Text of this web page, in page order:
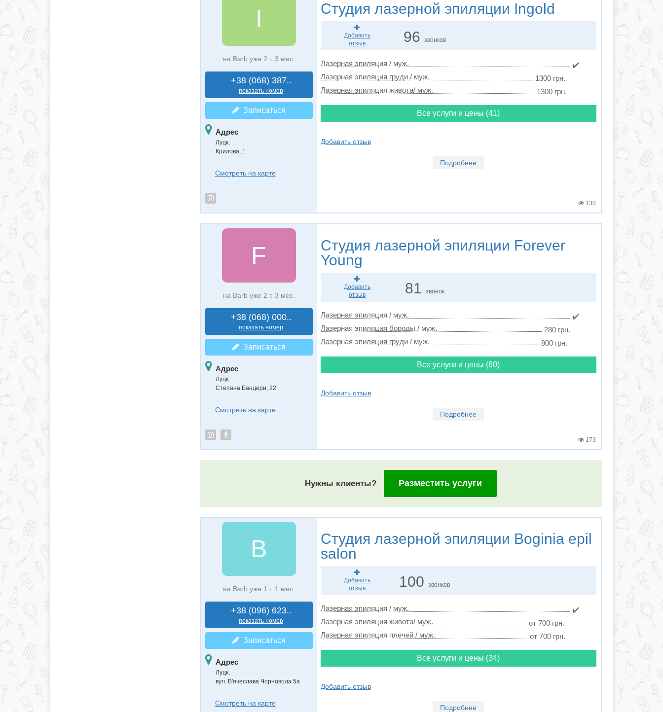
I
на Barb уже 2 г. 3 мес.
+38 (068) 387..
показать номер
Записаться
Адрес
Луцк,
Крилова, 1
Смотреть на карте
Студия лазерной эпиляции Ingold
Добавить
отзыв
96 звонков
Лазерная эпиляция / муж.
✔️
Лазерная эпиляция груди / муж.
1300 грн.
Лазерная эпиляция живота/ муж.
1300 грн.
Все услуги и цены (41)
Добавить отзыв
Подробнее
130
F
на Barb уже 2 г. 3 мес.
+38 (068) 000..
показать номер
Записаться
Адрес
Луцк,
Степана Бандери, 22
Смотреть на карте
Студия лазерной эпиляции Forever
Young
Добавить
отзыв
81 звонок
Лазерная эпиляция / муж.
✔️
Лазерная эпиляция бороды / муж.
280 грн.
Лазерная эпиляция груди / муж.
800 грн.
Все услуги и цены (60)
Добавить отзыв
Подробнее
173
Нужны клиенты? Разместить услуги
B
на Barb уже 1 г. 1 мес.
+38 (096) 623..
показать номер
Записаться
Адрес
Луцк,
вул. В'ячеслава Чорновола 5а
Смотреть на карте
Студия лазерной эпиляции Boginia epil
salon
Добавить
отзыв
100звонков
Лазерная эпиляция / муж.
✔️
Лазерная эпиляция живота/ муж.
от 700 грн.
Лазерная эпиляция плечей / муж.
от 700 грн.
Все услуги и цены (34)
Добавить отзыв
Подробнее